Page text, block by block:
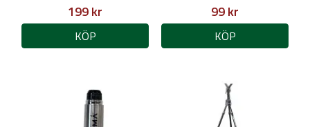
199 kr
KÖP
99 kr
KÖP